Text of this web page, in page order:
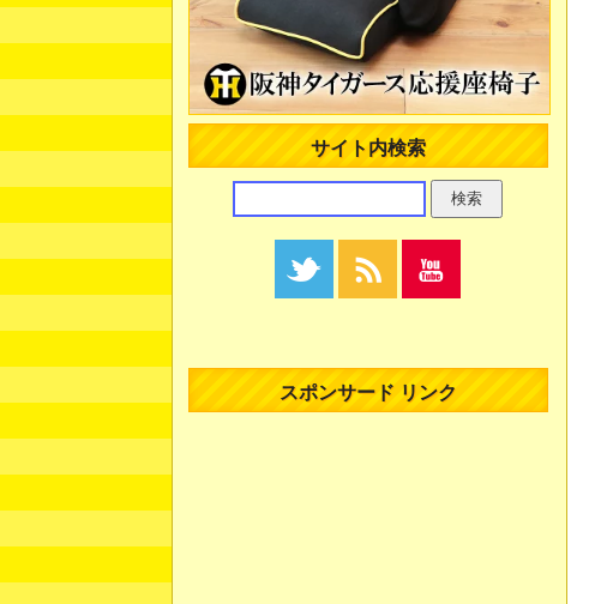
サイト内検索
スポンサード リンク